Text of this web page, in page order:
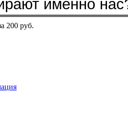
200 руб.
именно